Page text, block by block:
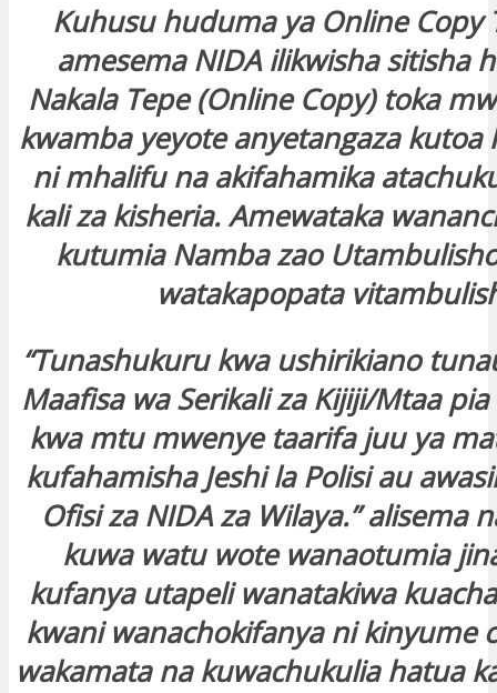
Kuhusu huduma ya Online Copy
amesema NIDA ilikwisha sitisha
Nakala Tepe (Online Copy) toka
kwamba yeyote anyetangaza
ni mhalifu na akifahamika
kali za kisheria. Amewataka
kutumia Namba zao
watakapopata
“Tunashukuru kwa ushirikiano
Maafisa wa Serikali za Kijiji/Mtaa
kwa mtu mwenye taarifa juu ya
kufahamisha Jeshi la Polisi au
Ofisi za NIDA za Wilaya.” alisema
kuwa watu wote wanaotumia
kufanya utapeli wanatakiwa
kwani wanachokifanya ni kinyume
wakamata na kuwachukulia hatua